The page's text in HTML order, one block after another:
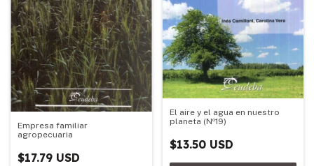
Empresa familiar
agropecuaria
$17.79 USD
El aire y el agua en nuestro
planeta (Nº19)
$13.50 USD